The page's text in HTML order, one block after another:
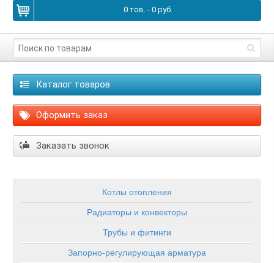
0тов. - 0руб.
Каталог товаров
Оформить заказ
Заказать звонок
Котлы отопления
Радиаторы и конвекторы
Трубы и фитинги
Запорно-регулирующая арматура